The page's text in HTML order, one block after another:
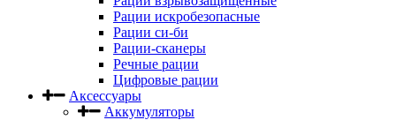
Рации искробезопасные
Рации си-би
Рации-сканеры
Речные рации
Цифровые рации
Аксессуары
Аккумуляторы